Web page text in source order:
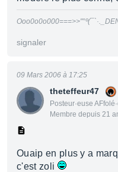
signaler
theteffeur47
Posteur·euse
Membre depuis 21
09 Mars 2006 à 17:25
Ouaip en plus y a
c'est zoli